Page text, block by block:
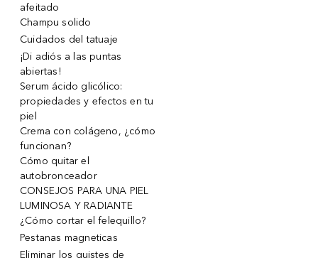
afeitado
Champu solido
Cuidados del tatuaje
¡Di adiós a las puntas
abiertas!
Serum ácido glicólico:
propiedades y efectos en tu
piel
Crema con colágeno, ¿cómo
funcionan?
Cómo quitar el
autobronceador
CONSEJOS PARA UNA PIEL
LUMINOSA Y RADIANTE
¿Cómo cortar el felequillo?
Pestanas magneticas
Eliminar los quistes de